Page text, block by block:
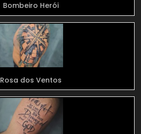
Bombeiro Herói
Rosa dos Ventos